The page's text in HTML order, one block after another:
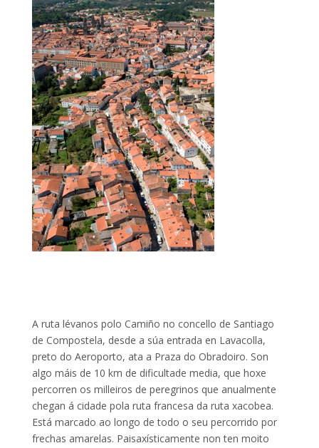
A ruta lévanos polo Camiño no concello de Santiago
de Compostela, desde a súa entrada en Lavacolla,
preto do Aeroporto, ata a Praza do Obradoiro. Son
algo máis de 10 km de dificultade media, que hoxe
percorren os milleiros de peregrinos que anualmente
chegan á cidade pola ruta francesa da ruta xacobea.
Está marcado ao longo de todo o seu percorrido por
frechas amarelas. Paisaxísticamente non ten moito